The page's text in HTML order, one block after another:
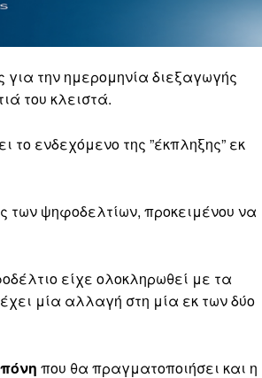
για την ημερομηνία διεξαγωγής
του κλειστά.
το ενδεχόμενο της ”έκπληξης” εκ
των ψηφοδελτίων, προκειμένου να
είχε ολοκληρωθεί με τα
μία αλλαγή στη μία εκ των δύο
που θα πραγματοποιήσει και η